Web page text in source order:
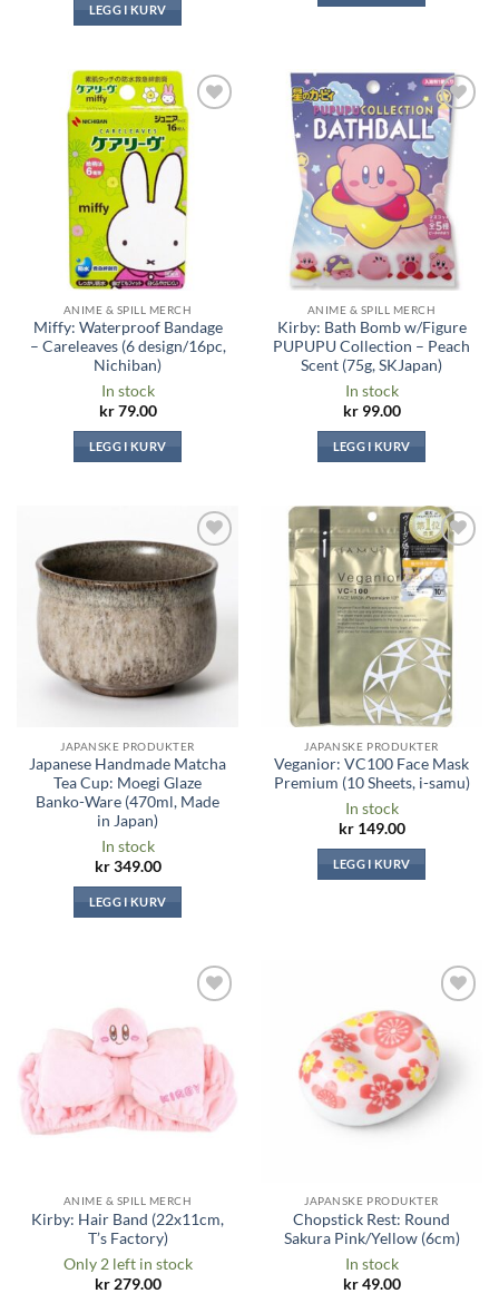
LEGG I KURV
Legg til i
ANIME & SPILL MERCH
Miffy: Waterproof Bandage
– Careleaves (6 design/16pc,
Nichiban)
In stock
kr79.00
LEGG I KURV
Legg til i
ønskeliste
ANIME & SPILL MERCH
Kirby: Bath Bomb w/Figure
PUPUPU Collection – Peach
Scent (75g, SKJapan)
In stock
kr99.00
LEGG I KURV
Legg til i
ønskeliste
JAPANSKE PRODUKTER
Japanese Handmade Matcha
Tea Cup: Moegi Glaze
Banko-Ware (470ml, Made
in Japan)
In stock
kr349.00
LEGG I KURV
Legg til i
ønskeliste
JAPANSKE PRODUKTER
Veganior: VC100 Face Mask
Premium (10 Sheets, i-samu)
In stock
kr149.00
LEGG I KURV
ønskeliste
ANIME & SPILL MERCH
Kirby: Hair Band (22x11cm,
T’s Factory)
Only 2 left in stock
kr279.00
Legg til i
ønskeliste
JAPANSKE PRODUKTER
Chopstick Rest: Round
Sakura Pink/Yellow (6cm)
In stock
kr49.00